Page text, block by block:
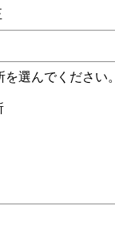
選んでください。